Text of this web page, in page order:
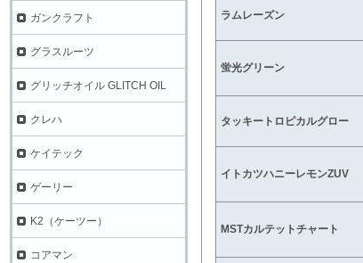
ラムレーズン
蛍光グリーン
タッキートロピカルグロー
イトカツハニーレモンZUV
MSTカルテットチャート
ガンクラフト
グラスルーツ
グリッチオイル GLITCH OIL
クレハ
ケイテック
ゲーリー
K2（ケーツー）
コアマン